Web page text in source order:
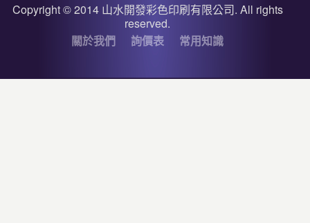
Copyright © 2014 山水開發彩色印刷有限公司. All rights
reserved.
關於我們
詢價表 常用知識